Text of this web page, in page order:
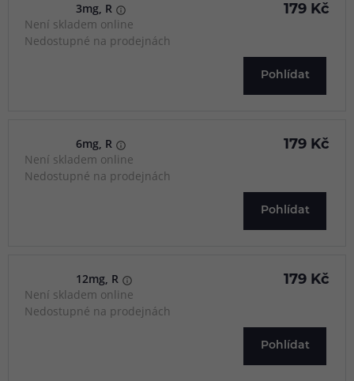
3mg, R
Není skladem online
Nedostupné na prodejnách
179 Kč
Pohlídat
6mg, R
Není skladem online
Nedostupné na prodejnách
179 Kč
Pohlídat
12mg, R
Není skladem online
Nedostupné na prodejnách
179 Kč
Pohlídat